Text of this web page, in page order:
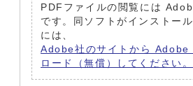
PDFファイルの閲覧には
です。同ソフトがインストー
には、
Adobe社のサイトから Adobe
ロード（無償）してください。